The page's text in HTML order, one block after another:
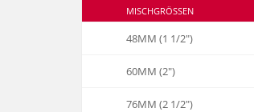
MISCHGRÖSSEN
48MM (1 1/2")
60MM (2")
76MM (2 1/2")